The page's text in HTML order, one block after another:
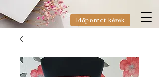
Időpontot kérek